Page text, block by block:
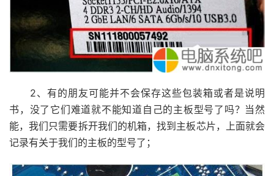
2、有的朋友可能并不会保存这些包装箱或者是说明
书，没了它们难道就不能知道自己的主板型号了吗？当然
能，我们只需要拆开我们的机箱，找到主板芯片，上面就会
记录有关于我们的主板的型号了；